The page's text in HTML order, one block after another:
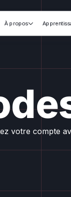
À propos
votre compte